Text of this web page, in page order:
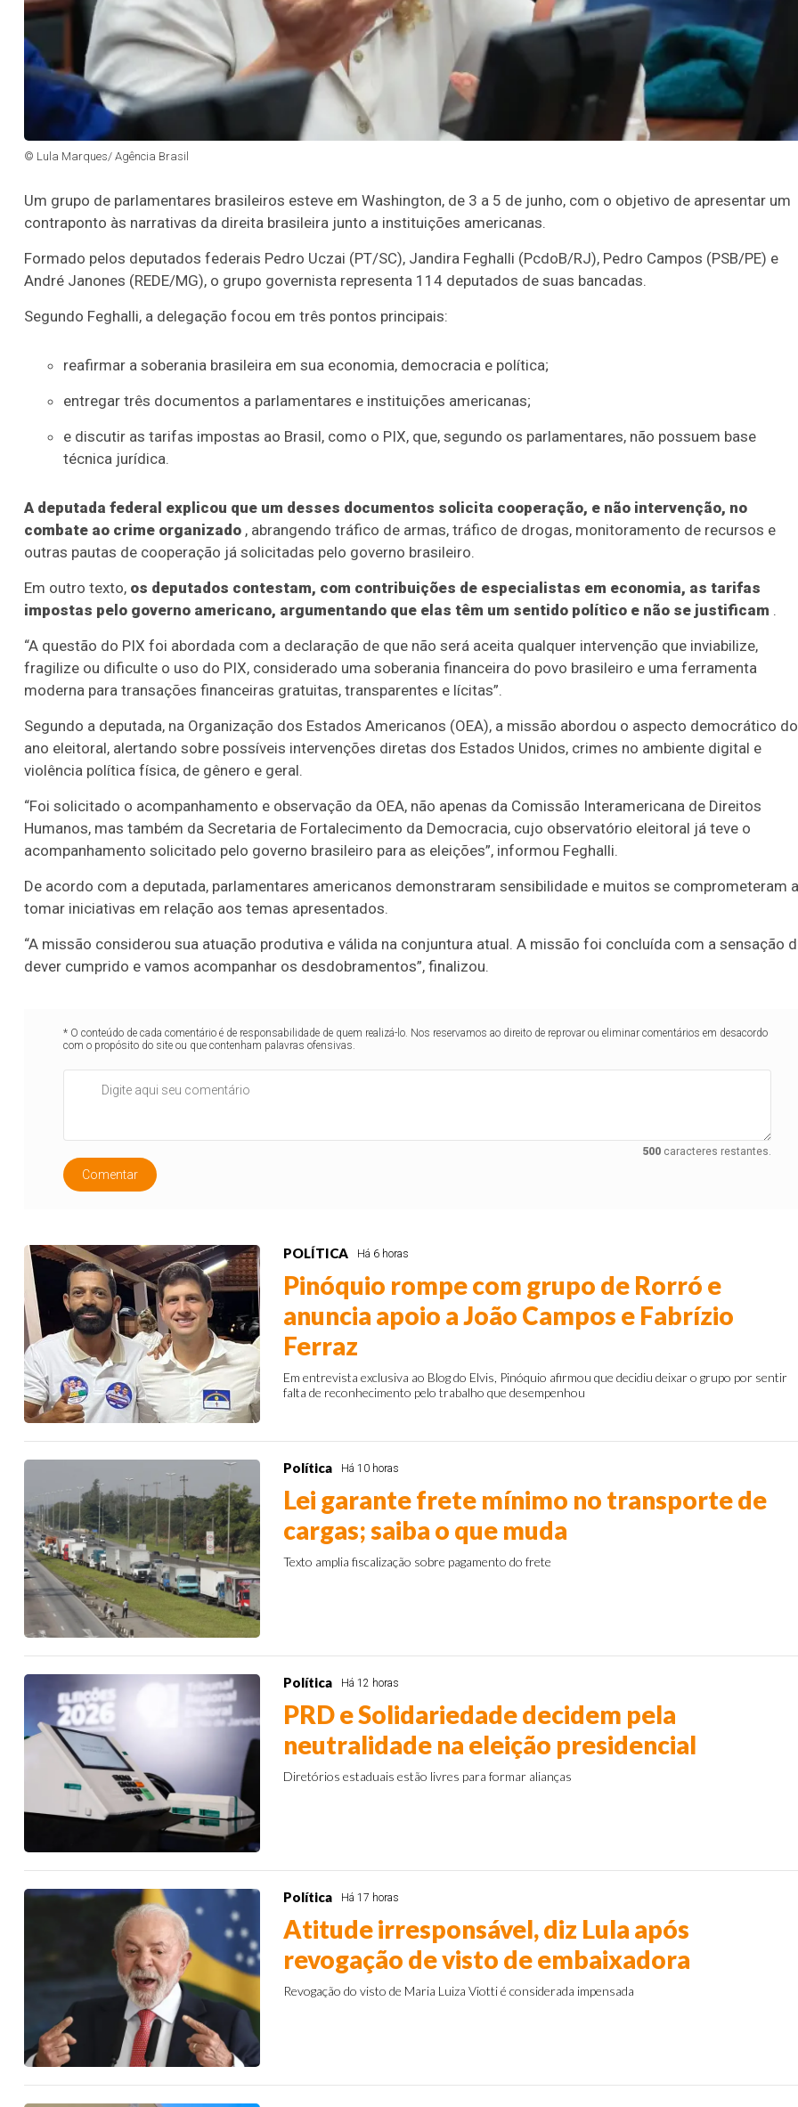
© Lula Marques/ Agência Brasil
Um grupo de parlamentares brasileiros esteve em Washington, de 3 a 5 de junho, com o objetivo de apresentar um
contraponto às narrativas da direita brasileira junto a instituições americanas.
Formado pelos deputados federais Pedro Uczai (PT/SC), Jandira Feghalli (PcdoB/RJ), Pedro Campos (PSB/PE) e
André Janones (REDE/MG), o grupo governista representa 114 deputados de suas bancadas.
Segundo Feghalli, a delegação focou em três pontos principais:
reafirmar a soberania brasileira em sua economia, democracia e política;
entregar três documentos a parlamentares e instituições americanas;
e discutir as tarifas impostas ao Brasil, como o PIX, que, segundo os parlamentares, não possuem base
técnica jurídica.
A deputada federal explicou que um desses documentos solicita cooperação, e não intervenção, no
combate ao crime organizado , abrangendo tráfico de armas, tráfico de drogas, monitoramento de recursos e
outras pautas de cooperação já solicitadas pelo governo brasileiro.
Em outro texto, os deputados contestam, com contribuições de especialistas em economia, as tarifas
impostas pelo governo americano, argumentando que elas têm um sentido político e não se justificam .
“A questão do PIX foi abordada com a declaração de que não será aceita qualquer intervenção que inviabilize,
fragilize ou dificulte o uso do PIX, considerado uma soberania financeira do povo brasileiro e uma ferramenta
moderna para transações financeiras gratuitas, transparentes e lícitas”.
Segundo a deputada, na Organização dos Estados Americanos (OEA), a missão abordou o aspecto democrático do
ano eleitoral, alertando sobre possíveis intervenções diretas dos Estados Unidos, crimes no ambiente digital e
violência política física, de gênero e geral.
“Foi solicitado o acompanhamento e observação da OEA, não apenas da Comissão Interamericana de Direitos
Humanos, mas também da Secretaria de Fortalecimento da Democracia, cujo observatório eleitoral já teve o
acompanhamento solicitado pelo governo brasileiro para as eleições”, informou Feghalli.
De acordo com a deputada, parlamentares americanos demonstraram sensibilidade e muitos se comprometeram a
tomar iniciativas em relação aos temas apresentados.
“A missão considerou sua atuação produtiva e válida na conjuntura atual. A missão foi concluída com a sensação
dever cumprido e vamos acompanhar os desdobramentos”, finalizou.
* O conteúdo de cada comentário é de responsabilidade de quem realizá-lo. Nos reservamos ao direito de reprovar ou eliminar comentários em desacordo
com o propósito do site ou que contenham palavras ofensivas.
500caracteres restantes.
Comentar
POLÍTICA Há 6 horas
Pinóquio rompe com grupo de Rorró e
anuncia apoio a João Campos e Fabrízio
Ferraz
Em entrevista exclusiva ao Blog do Elvis, Pinóquio afirmou que decidiu deixar o grupo por sentir
falta de reconhecimento pelo trabalho que desempenhou
Política Há 10 horas
Lei garante frete mínimo no transporte de
cargas; saiba o que muda
Texto amplia fiscalização sobre pagamento do frete
Política Há 12 horas
PRD e Solidariedade decidem pela
neutralidade na eleição presidencial
Diretórios estaduais estão livres para formar alianças
Política Há 17 horas
Atitude irresponsável, diz Lula após
revogação de visto de embaixadora
Revogação do visto de Maria Luiza Viotti é considerada impensada